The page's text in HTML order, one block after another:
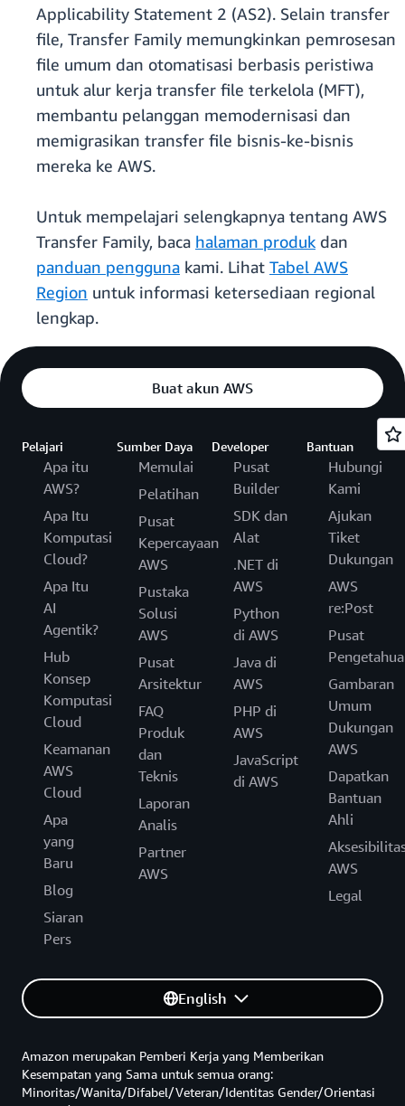
Applicability Statement 2 (AS2). Selain transfer
file, Transfer Family memungkinkan pemrosesan
file umum dan otomatisasi berbasis peristiwa
untuk alur kerja transfer file terkelola (MFT),
membantu pelanggan memodernisasi dan
memigrasikan transfer file bisnis-ke-bisnis
mereka ke AWS.
Untuk mempelajari selengkapnya tentang AWS
Transfer Family, baca halaman produk dan
panduan pengguna kami. Lihat Tabel AWS
Region untuk informasi ketersediaan regional
lengkap.
Buat akun AWS
Pelajari
Apa itu
AWS?
Apa Itu
Komputasi
Cloud?
Apa Itu
AI
Agentik?
Hub
Konsep
Komputasi
Cloud
Keamanan
AWS
Cloud
Apa
yang
Baru
Blog
Siaran
Pers
Sumber Daya
Memulai
Pelatihan
Pusat
Kepercayaan
AWS
Pustaka
Solusi
AWS
Pusat
Arsitektur
FAQ
Produk
dan
Teknis
Laporan
Analis
Partner
AWS
Developer
Pusat
Builder
SDK dan
Alat
.NET di
AWS
Python
di AWS
Java di
AWS
PHP di
AWS
JavaScript
di AWS
Bantuan
Hubungi
Kami
Ajukan
Tiket
Dukungan
AWS
re:Post
Pusat
Gambaran
Umum
Dukungan
AWS
Dapatkan
Bantuan
Ahli
AWS
Legal
English
Amazon merupakan Pemberi Kerja yang Memberikan
Kesempatan yang Sama untuk semua orang:
Minoritas/Wanita/Difabel/Veteran/Identitas Gender/Orientasi